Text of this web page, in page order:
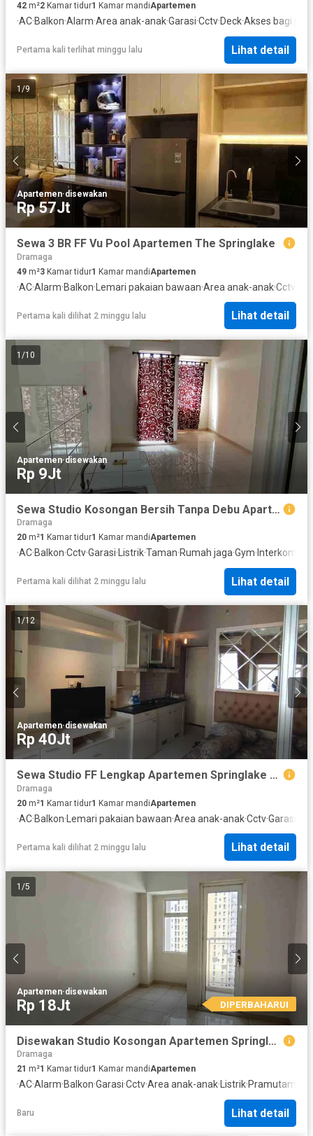
42 m²2 Kamar tidur1 Kamar mandiApartemen
·AC·Balkon·Alarm·Area anak-anak·Garasi·Cctv·Deck·Akses bagi
Pertama kali terlihat minggu lalu Lihat detail
1 /9
Apartemen·disewakan
Rp 57Jt
Sewa 3 BR FF Vu Pool Apartemen The Springlake
Dramaga
49 m²3 Kamar tidur1 Kamar mandiApartemen
·AC·Alarm·Balkon· Lemari pakaian bawaan·Area anak-anak·Cctv
Pertama kali dilihat 2 minggu lalu Lihat detail
1 /10
Apartemen·disewakan
Rp 9Jt
Sewa Studio Kosongan Bersih Tanpa Debu Apartemen Springlake Summarecon Bekasi
Dramaga
20 m²1 Kamar tidur1 Kamar mandiApartemen
·AC·Balkon·Cctv·Garasi·Listrik·Taman·Rumah jaga·Gym· Interkom
Pertama kali dilihat 2 minggu lalu Lihat detail
1/12
Apartemen·disewakan
Rp 40Jt
Sewa Studio FF Lengkap Apartemen Springlake Summarecon Bekasi
Dramaga
20 m²1 Kamar tidur1 Kamar mandiApartemen
·AC·Balkon· Lemari pakaian bawaan·Area anak-anak·Cctv·Garasi
Pertama kali dilihat 2 minggu lalu Lihat detail
1 /5
Apartemen·disewakan
Rp 18Jt DIPERBAHARUI
Disewakan Studio Kosongan Apartemen Springlake Summarecon Bekasi Vu Pool
Dramaga
21 m²1 Kamar tidur1 Kamar mandiApartemen
·AC·Alarm·Balkon·Garasi·Cctv·Area anak-anak·Listrik·Pramutamu
Baru Lihat detail